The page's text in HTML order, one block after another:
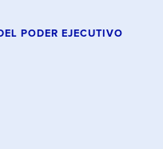
PODER EJECUTIVO